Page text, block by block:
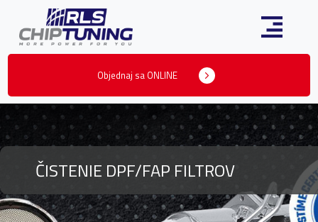
Objednaj sa ONLINE
ČISTENIE DPF/FAP FILTROV